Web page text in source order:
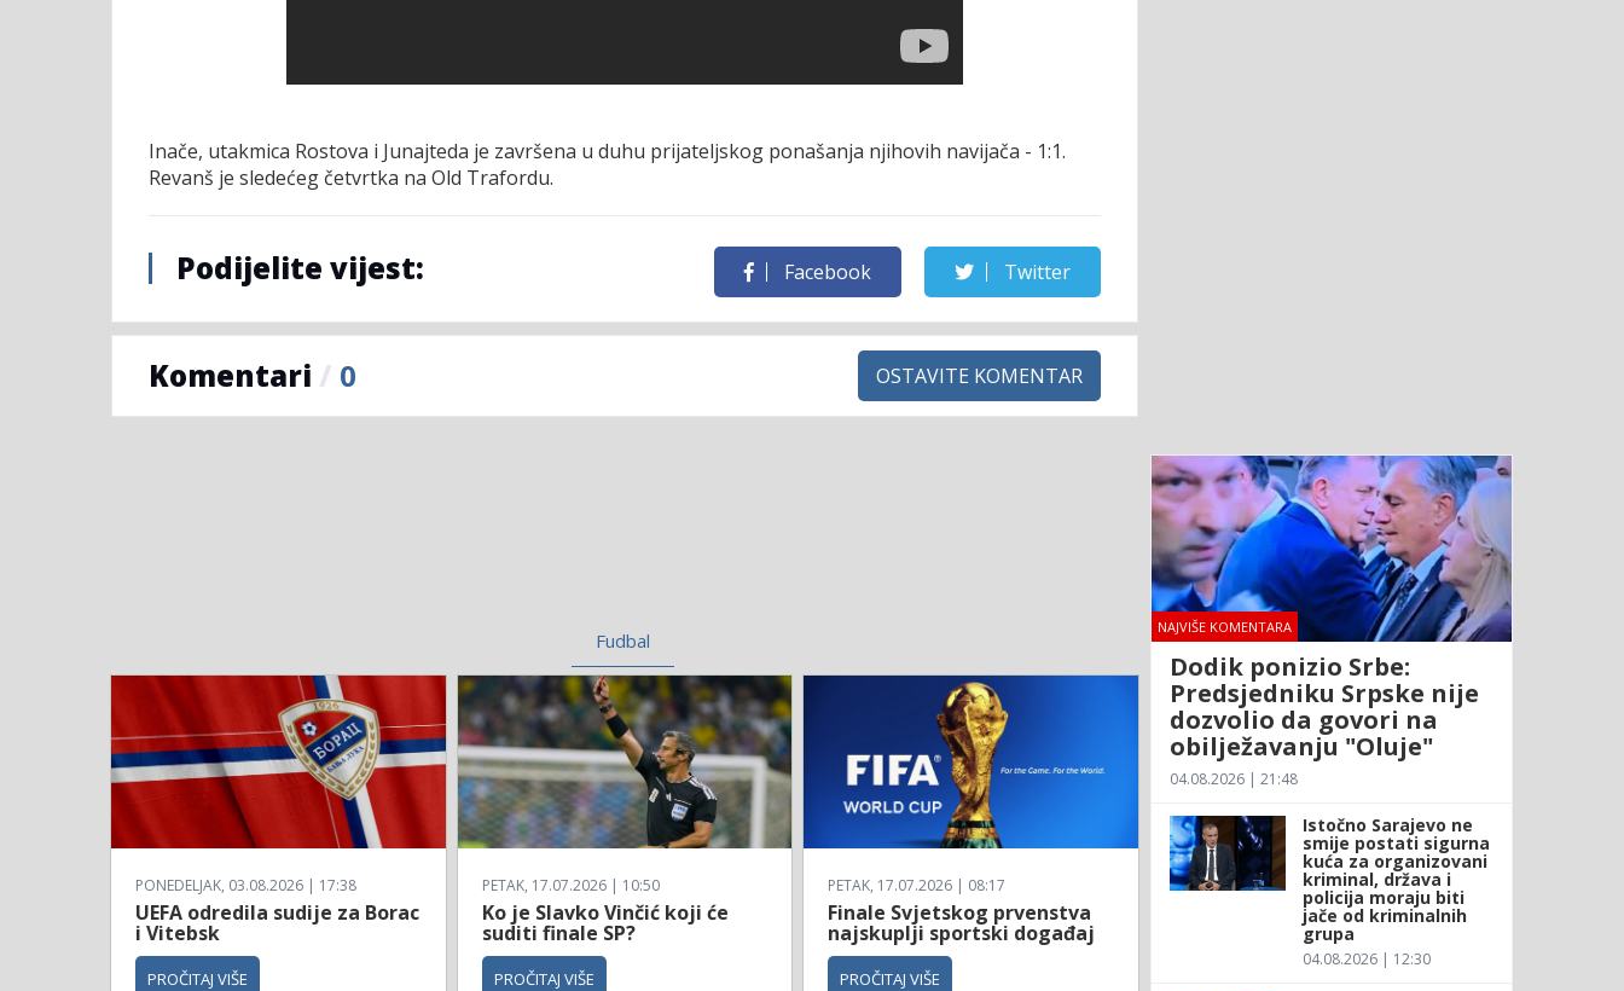
Inače, utakmica Rostova i Junajteda je završena u duhu prijateljskog ponašanja njihovih navijača - 1:1.
Revanš je sledećeg četvrtka na Old Trafordu.
Podijelite vijest: Facebook Twitter
Komentari / 0 OSTAVITE KOMENTAR
Fudbal
PONEDELJAK, 03.08.2026 | 17:38
UEFA odredila sudije za Borac
i Vitebsk
PROČITAJ VIŠE
PETAK, 17.07.2026 | 10:50
Ko je Slavko Vinčić koji će
suditi finale SP?
PROČITAJ VIŠE
PETAK, 17.07.2026 | 08:17
Finale Svjetskog prvenstva
najskuplji sportski događaj
PROČITAJ VIŠE
NAJVIŠE KOMENTARA
Dodik ponizio Srbe:
Predsjedniku Srpske nije
dozvolio da govori na
obilježavanju "Oluje"
04.08.2026 | 21:48
Istočno Sarajevo ne
smije postati sigurna
kuća za organizovani
kriminal, država i
policija moraju biti
jače od kriminalnih
grupa
04.08.2026 | 12:30